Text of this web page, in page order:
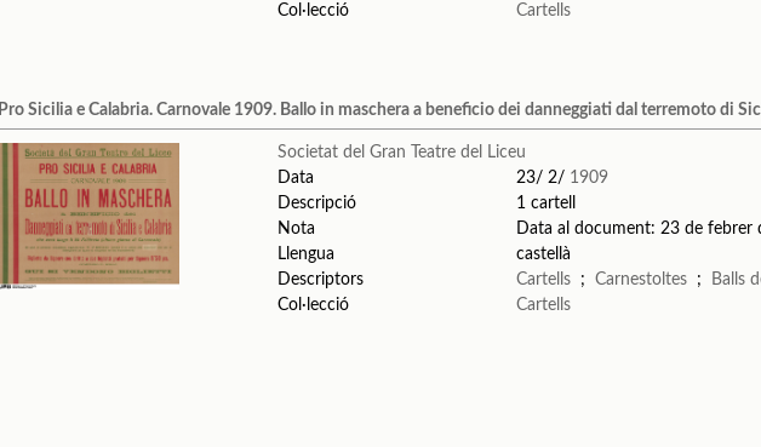
Col·lecció
Cartells
Pro Sicilia e Calabria. Carnovale 1909. Ballo in maschera a beneficio dei danneggiati dal terremoto di
Societat del Gran Teatre del Liceu
Data
23/ 2/ 1909
Descripció
1 cartell
Nota
Data al document: 23 de febrer
Llengua
castellà
Descriptors
Cartells ;Carnestoltes ; Balls
Col·lecció
Cartells